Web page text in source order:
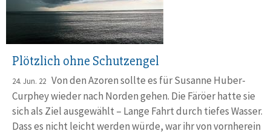
Plötzlich ohne Schutzengel
24. Jun. 22 Von den Azoren sollte es für Susanne Huber-
Curphey wieder nach Norden gehen. Die Färöer hatte sie
sich als Ziel ausgewählt – Lange Fahrt durch tiefes Wasser.
Dass es nicht leicht werden würde, war ihr von vornherein